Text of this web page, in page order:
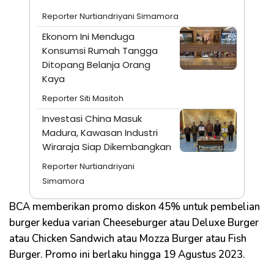
Reporter Nurtiandriyani Simamora
Ekonom Ini Menduga
Konsumsi Rumah Tangga
Ditopang Belanja Orang
Kaya
Reporter Siti Masitoh
Investasi China Masuk
Madura, Kawasan Industri
Wiraraja Siap Dikembangkan
Reporter Nurtiandriyani
Simamora
BCA memberikan promo diskon 45% untuk pembelian
burger kedua varian Cheeseburger atau Deluxe Burger
atau Chicken Sandwich atau Mozza Burger atau Fish
Burger. Promo ini berlaku hingga 19 Agustus 2023.